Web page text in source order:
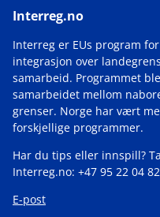
Interreg.no
Interreg er EUs program
integrasjon over
samarbeid. Programmet
samarbeidet mellom
grenser. Norge har vært
forskjellige programmer.
Har du tips eller innspill?
Interreg.no: +47 95 22 04 82
E-post